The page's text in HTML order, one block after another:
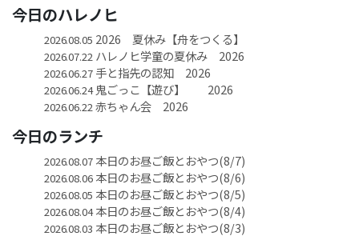
今日のハレノヒ
2026.08.05 2026 夏休み【舟をつくる】
2026.07.22ハレノヒ学童の夏休み 2026
2026.06.27手と指先の認知 2026
2026.06.24鬼ごっこ【遊び】 2026
2026.06.22赤ちゃん会 2026
今日のランチ
2026.08.07本日のお昼ご飯とおやつ(8/7)
2026.08.06本日のお昼ご飯とおやつ(8/6)
2026.08.05 本日のお昼ご飯とおやつ(8/5)
2026.08.04本日のお昼ご飯とおやつ(8/4)
2026.08.03 本日のお昼ご飯とおやつ(8/3)